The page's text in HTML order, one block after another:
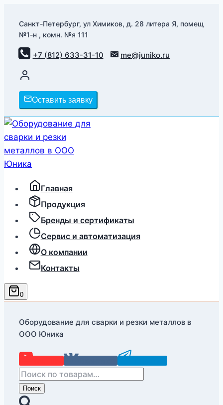
содержимому
Санкт-Петербург, ул Химиков, д. 28 литера Я, помещ
№1-н , комн. №я 111
+7 (812) 633-31-10 me@juniko.ru
Оставить заявку
Главная
Продукция
Бренды и сертификаты
Сервис и автоматизация
О компании
Контакты
0
Оборудование для сварки и резки металлов в
ООО Юника
Искать:
Поиск